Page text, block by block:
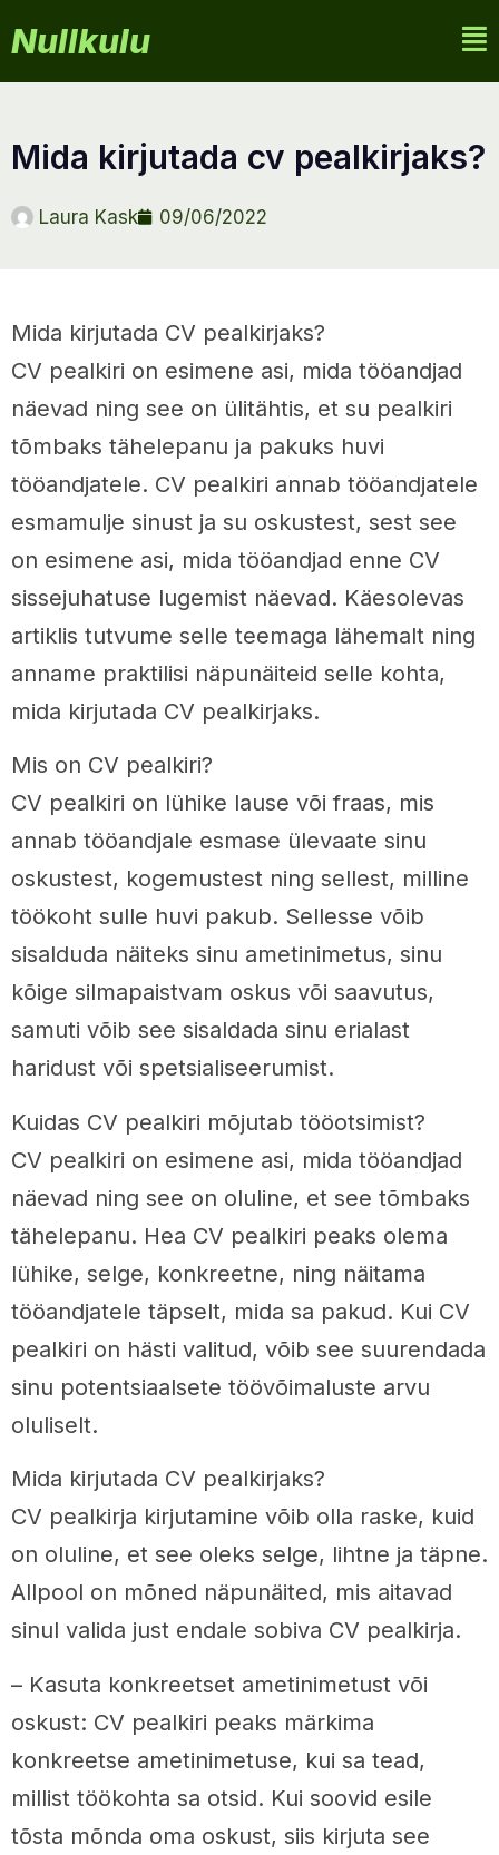
Nullkulu
mida kirjutada cv pealkirjaks?
Laura Kask 09/06/2022
Mida kirjutada CV pealkirjaks?
CV pealkiri on esimene asi, mida tööandjad
näevad ning see on ülitähtis, et su pealkiri
tõmbaks tähelepanu ja pakuks huvi
tööandjatele. CV pealkiri annab tööandjatele
esmamulje sinust ja su oskustest, sest see
on esimene asi, mida tööandjad enne CV
sissejuhatuse lugemist näevad. Käesolevas
artiklis tutvume selle teemaga lähemalt ning
anname praktilisi näpunäiteid selle kohta,
mida kirjutada CV pealkirjaks.
Mis on CV pealkiri?
CV pealkiri on lühike lause või fraas, mis
annab tööandjale esmase ülevaate sinu
oskustest, kogemustest ning sellest, milline
töökoht sulle huvi pakub. Sellesse võib
sisalduda näiteks sinu ametinimetus, sinu
kõige silmapaistvam oskus või saavutus,
samuti võib see sisaldada sinu erialast
haridust või spetsialiseerumist.
Kuidas CV pealkiri mõjutab tööotsimist?
CV pealkiri on esimene asi, mida tööandjad
näevad ning see on oluline, et see tõmbaks
tähelepanu. Hea CV pealkiri peaks olema
lühike, selge, konkreetne, ning näitama
tööandjatele täpselt, mida sa pakud. Kui CV
pealkiri on hästi valitud, võib see suurendada
sinu potentsiaalsete töövõimaluste arvu
oluliselt.
Mida kirjutada CV pealkirjaks?
CV pealkirja kirjutamine võib olla raske, kuid
on oluline, et see oleks selge, lihtne ja täpne.
Allpool on mõned näpunäited, mis aitavad
sinul valida just endale sobiva CV pealkirja.
– Kasuta konkreetset ametinimetust või
oskust: CV pealkiri peaks märkima
konkreetse ametinimetuse, kui sa tead,
millist töökohta sa otsid. Kui soovid esile
tõsta mõnda oma oskust, siis kirjuta see